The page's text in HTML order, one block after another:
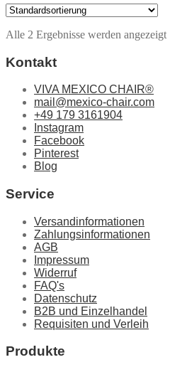
Varianten
können
auf
Alle 2 Ergebnisse werden angezeigt
Kontakt
VIVA MEXICO CHAIR®
mail@mexico-chair.com
+49 179 3161904
Instagram
Facebook
Pinterest
Blog
Service
Versandinformationen
Zahlungsinformationen
AGB
Impressum
Widerruf
FAQ's
Datenschutz
B2B und Einzelhandel
Requisiten und Verleih
Produkte